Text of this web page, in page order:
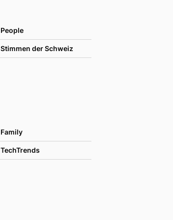
People
Stimmen der Schweiz
Family
TechTrends